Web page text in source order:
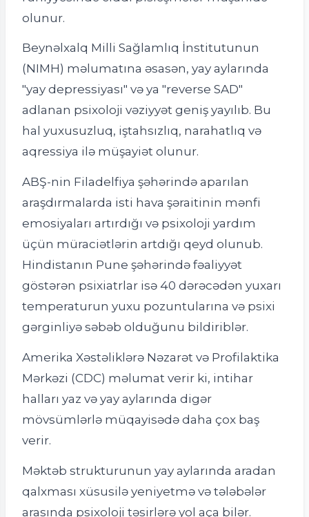
olunur.
Beynəlxalq Milli Sağlamlıq İnstitutunun
(NIMH) məlumatına əsasən, yay aylarında
"yay depressiyası" və ya "reverse SAD"
adlanan psixoloji vəziyyət geniş yayılıb. Bu
hal yuxusuzluq, iştahsızlıq, narahatlıq və
aqressiya ilə müşayiət olunur.
ABŞ-nin Filadelfiya şəhərində aparılan
araşdırmalarda isti hava şəraitinin mənfi
emosiyaları artırdığı və psixoloji yardım
üçün müraciətlərin artdığı qeyd olunub.
Hindistanın Pune şəhərində fəaliyyət
göstərən psixiatrlar isə 40 dərəcədən yuxarı
temperaturun yuxu pozuntularına və psixi
gərginliyə səbəb olduğunu bildiriblər.
Amerika Xəstəliklərə Nəzarət və Profilaktika
Mərkəzi (CDC) məlumat verir ki, intihar
halları yaz və yay aylarında digər
mövsümlərlə müqayisədə daha çox baş
verir.
Məktəb strukturunun yay aylarında aradan
qalxması xüsusilə yeniyetmə və tələbələr
arasında psixoloji təsirlərə yol aça bilər.